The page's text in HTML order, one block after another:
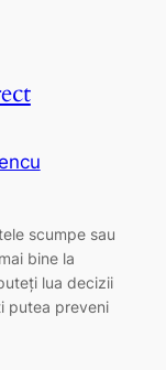
scumpe sau
bine la
lua decizii
putea preveni